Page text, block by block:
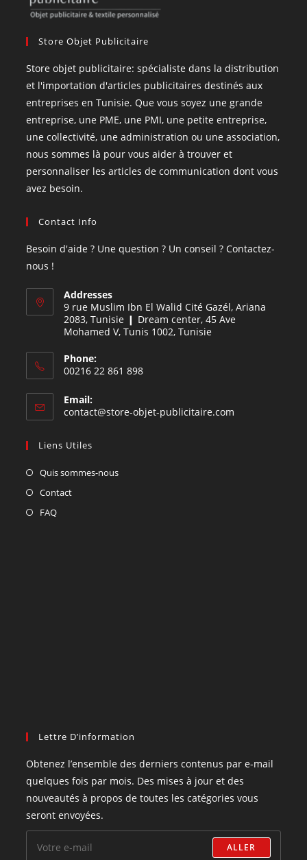
Store Objet Publicitaire
Store objet publicitaire: spécialiste dans la distribution
et l'importation d'articles publicitaires destinés aux
entreprises en Tunisie. Que vous soyez une grande
entreprise, une PME, une PMI, une petite entreprise,
une collectivité, une administration ou une association,
nous sommes là pour vous aider à trouver et
personnaliser les articles de communication dont vous
avez besoin.
Contact Info
Besoin d'aide ? Une question ? Un conseil ? Contactez-
nous !
Addresses
9 rue Muslim Ibn El Walid Cité Gazél, Ariana
2083, Tunisie ❙ Dream center, 45 Ave
Mohamed V, Tunis 1002, Tunisie
Phone:
00216 22 861 898
Email:
contact@store-objet-publicitaire.com
Liens Utiles
Quis sommes-nous
Contact
FAQ
Lettre D’information
Obtenez l’ensemble des derniers contenus par e-mail
quelques fois par mois. Des mises à jour et des
nouveautés à propos de toutes les catégories vous
seront envoyées.
ALLER